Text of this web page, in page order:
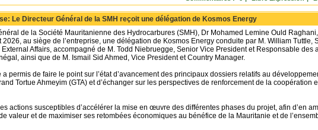
Le Directeur Général de la SMH reçoit une délégation de Kosmos Energy
de la Société Mauritanienne des Hydrocarbures (SMH), Dr Mohamed Lemine Ould
2026, au siège de l’entreprise, une délégation de Kosmos Energy conduite par M. William Tuttle,
Affairs, accompagné de M. Todd Niebruegge, Senior Vice President et Responsable des
ainsi que de M. Ismail Sid Ahmed, Vice President et Country Manager.
a permis de faire le point sur l’état d’avancement des principaux dossiers relatifs au
Tortue Ahmeyim (GTA) et d’échanger sur les perspectives de renforcement de la coopération
actions susceptibles d’accélérer la mise en œuvre des différentes phases du projet, afin d’en
valeur et de maximiser ses retombées économiques au bénéfice de la Mauritanie et de